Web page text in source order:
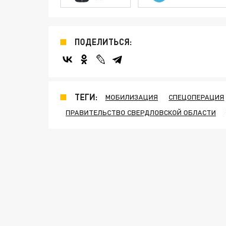
ПОДЕЛИТЬСЯ:
ТЕГИ: МОБИЛИЗАЦИЯ СПЕЦОПЕРАЦИЯ
ПРАВИТЕЛЬСТВО СВЕРДЛОВСКОЙ ОБЛАСТИ